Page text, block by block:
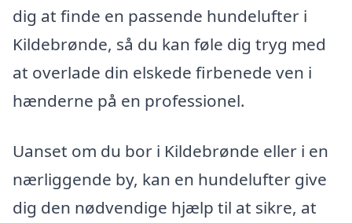
dig at finde en passende hundelufter i
Kildebrønde, så du kan føle dig tryg med
at overlade din elskede firbenede ven i
hænderne på en professionel.
Uanset om du bor i Kildebrønde eller i en
nærliggende by, kan en hundelufter give
dig den nødvendige hjælp til at sikre, at